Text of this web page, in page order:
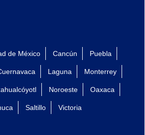
de México Cancún Puebla
Laguna Monterrey
Noroeste Oaxaca
Saltillo Victoria